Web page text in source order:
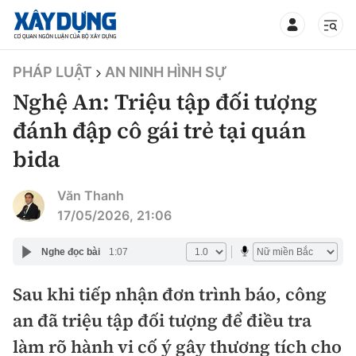
TIN BỘ XÂY DỰNG
CHUYÊN MỤC
Mới nhất
Thời sự
Chính trị
Xã hội
Xây dựng
Chỉ đạo điều hành
Giao thông
PHÁP LUẬT AN NINH HÌNH SỰ
Nghệ An: Triệu tập đối tượng
đánh đập cô gái trẻ tại quán
bida
Văn Thanh
17/05/2026, 21:06
Nghe đọc bài 1:07
Sau khi tiếp nhận đơn trình báo, công
an đã triệu tập đối tượng để điều tra
làm rõ hành vi cố ý gây thương tích cho